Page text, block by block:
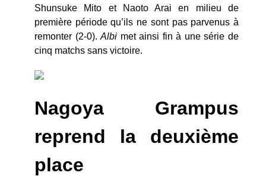
Shunsuke Mito et Naoto Arai en milieu de
première période qu’ils ne sont pas parvenus à
remonter (2-0).Albi met ainsi fin à une série de
cinq matchs sans victoire.
Nagoya Grampus
reprend la deuxième
place